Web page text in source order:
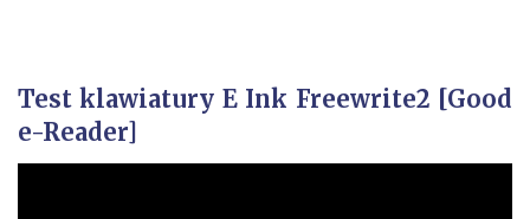
Test klawiatury E Ink Freewrite2 [Good
e-Reader]